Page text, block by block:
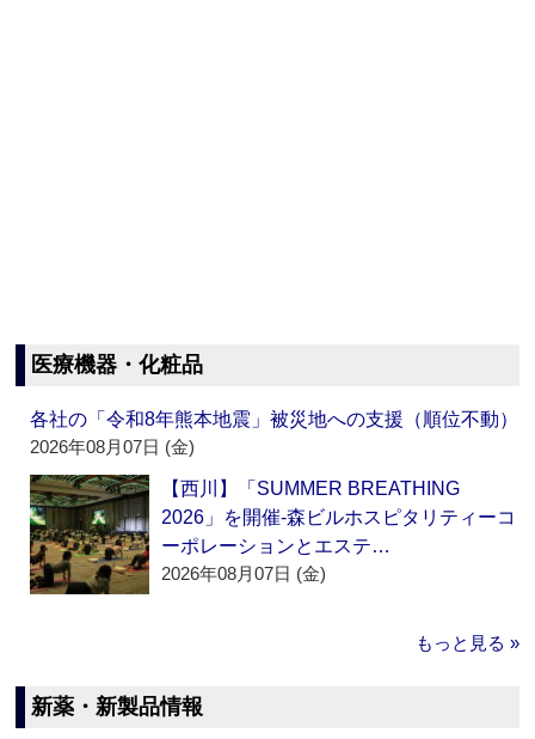
医療機器・化粧品
各社の「令和8年熊本地震」被災地への支援（順位不動）
2026年08月07日 (金)
【西川】「SUMMER BREATHING
2026」を開催‐森ビルホスピタリティーコ
ーポレーションとエステ…
2026年08月07日 (金)
もっと見る »
新薬・新製品情報